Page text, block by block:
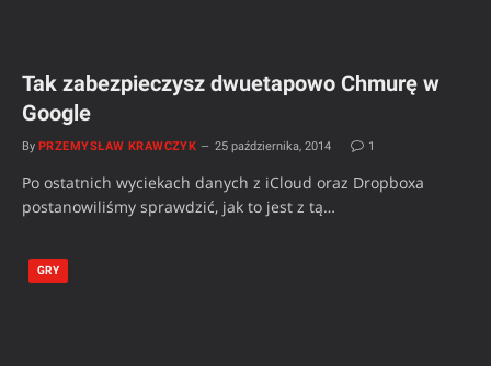
Tak zabezpieczysz dwuetapowo Chmurę w
Google
By PRZEMYSŁAW KRAWCZYK 25 października, 2014 1
Po ostatnich wyciekach danych z iCloud oraz Dropboxa
postanowiliśmy sprawdzić, jak to jest z tą…
GRY